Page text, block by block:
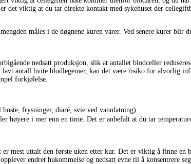
det viktig at du tar direkte kontakt med sykehuset der
måles i de døgnene kuren varer. Ved senere kurer
nedsatt produksjon, slik at antallet blodceller
antall hvite blodlegemer, kan det være risiko for alvorlig
forkjølelse.
frysninger, diaré, svie ved vannlatning).
høyere i mer enn en time. Det er anbefalt at du tar
mest uttalt den første uken etter kur. Det er viktig å finne
endret hukommelse og nedsatt evne til å konsentrere